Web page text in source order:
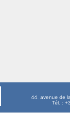
44, avenue de
Tél. :